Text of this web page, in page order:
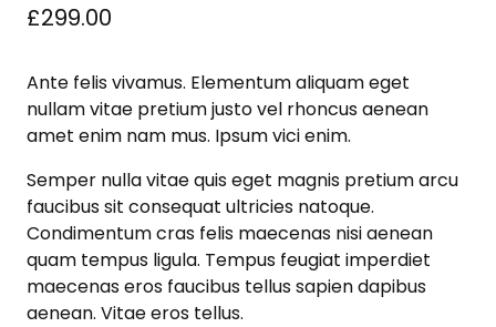
£299.00
Ante felis vivamus. Elementum aliquam eget
nullam vitae pretium justo vel rhoncus aenean
amet enim nam mus. Ipsum vici enim.
Semper nulla vitae quis eget magnis pretium arcu
faucibus sit consequat ultricies natoque.
Condimentum cras felis maecenas nisi aenean
quam tempus ligula. Tempus feugiat imperdiet
maecenas eros faucibus tellus sapien dapibus
aenean. Vitae eros tellus.